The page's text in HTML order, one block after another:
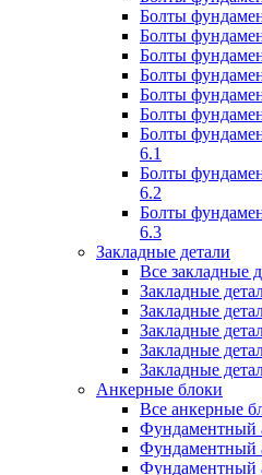
Болты
Болты
Болты
Болты
Болты
Болты
Болты
6.1
Болты
6.2
Болты
6.3
Закладные детали
Все закладные
Закладные
Закладные
Закладные
Закладные
Закладные
Анкерные блоки
Все анкерные
Фундаментный
Фундаментный
Фундаментный